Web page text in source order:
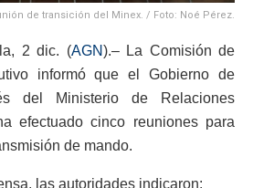
de transición del Minex. / Foto: Noé Pérez.
2 dic. (AGN).– La Comisión de
informó que el Gobierno de
del Ministerio de Relaciones
efectuado cinco reuniones para
de mando.
las autoridades indicaron: